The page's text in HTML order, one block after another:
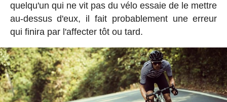
quelqu'un qui ne vit pas du vélo essaie de le mettre
au-dessus d'eux, il fait probablement une erreur
qui finira par l'affecter tôt ou tard.